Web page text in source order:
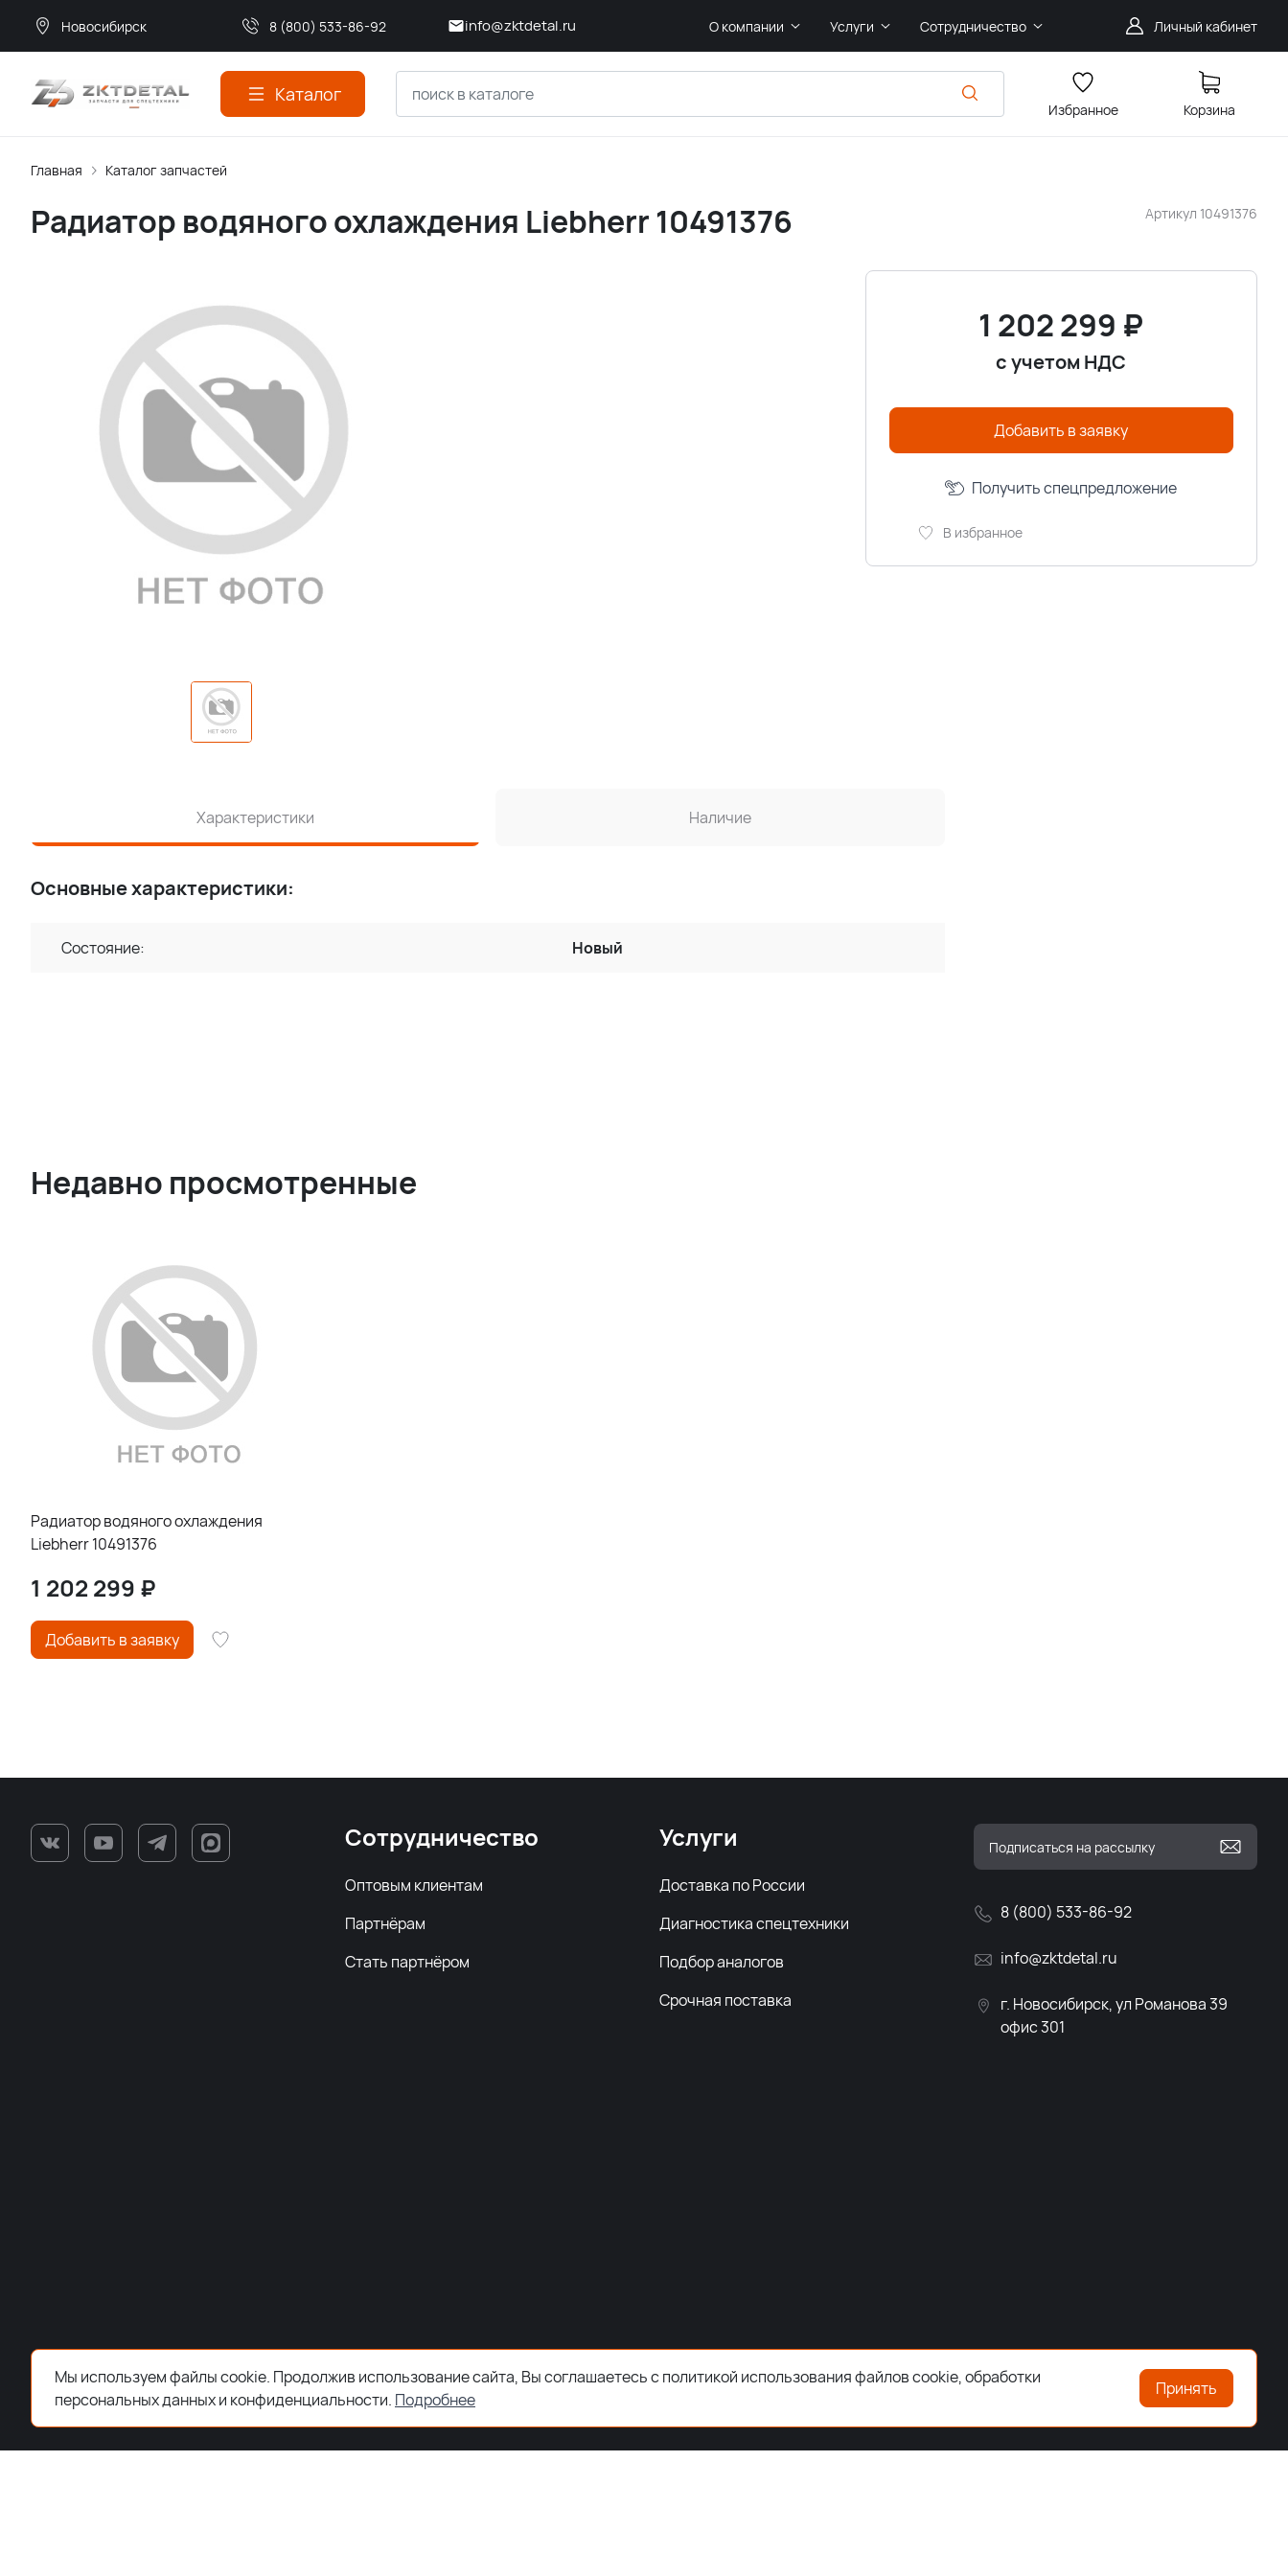
Новосибирск 8 (800) 533-86-92 info@zktdetal.ru О компании Услуги Сотрудничество Личный кабинет
Каталог
Избранное Корзина
Главная Каталог запчастей
Артикул 10491376
Радиатор водяного охлаждения Liebherr 10491376
1 202 299 ₽
с учетом НДС
Добавить в заявку
В избранное
Получить спецпредложение
Характеристики Наличие
Основные характеристики:
Состояние: Новый
Недавно просмотренные
Радиатор водяного охлаждения
Liebherr 10491376
1 202 299 ₽
Добавить в заявку
8 (800) 533-86-92
info@zktdetal.ru
г. Новосибирск, ул Романова 39
офис 301
Сотрудничество
Оптовым клиентам
Партнёрам
Стать партнёром
Услуги
Доставка по России
Диагностика спецтехники
Подбор аналогов
Срочная поставка
Мы используем файлы cookie. Продолжив использование сайта, Вы соглашаетесь с политикой использования файлов cookie, обработки
персональных данных и конфиденциальности. Подробнее
Принять